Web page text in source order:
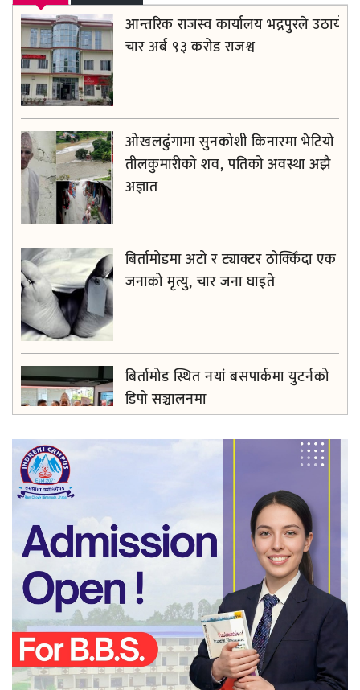
आन्तरिक राजस्व कार्यालय भद्रपुरले उठायो
चार अर्ब ९३ करोड राजश्व
ओखलढुंगामा सुनकोशी किनारमा भेटियो
तीलकुमारीको शव, पतिको अवस्था अझै
अज्ञात
बिर्तामोडमा अटो र ट्याक्टर ठोक्किँदा एक
जनाको मृत्यु, चार जना घाइते
बिर्तामोड स्थित नयां बसपार्कमा युटर्नको
डिपो सञ्चालनमा
सधैँ अब्बल सिम्रिक साकोस, सदस्य र
सामाजिक उत्तरदायित्वमा खर्चियो दुई करोड
बढी रकम
झापाका सुनचाँदी व्यवसायीलाई करदाता
शिक्षा तथा अभिमुखीकरण तालिम प्रदान